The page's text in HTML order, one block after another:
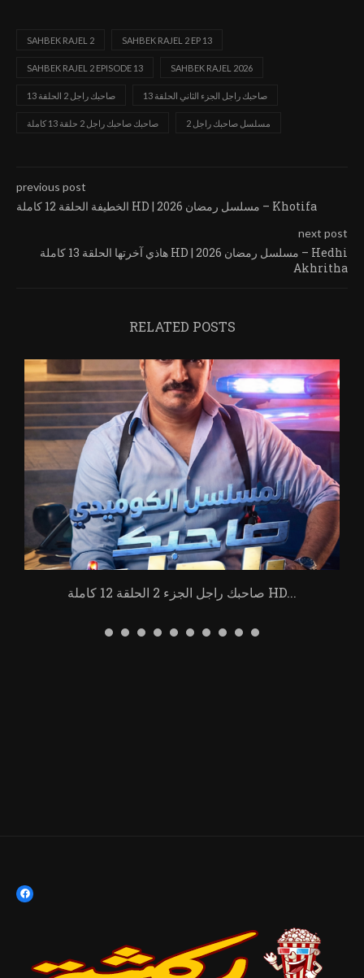
SAHBEK RAJEL 2 SAHBEK RAJEL 2 EP 13
SAHBEK RAJEL 2 EPISODE 13 SAHBEK RAJEL 2026
صاحبك راجل 2 الحلقة 13 صاحبك راجل الجزء الثاني الحلقة 13
صاحبك صاحبك راجل 2 حلقة 13 كاملة مسلسل صاحبك راجل 2
previous post
الخطيفة الحلقة 12 كاملة HD | مسلسل رمضان 2026 – Khotifa
next post
هاذي آخرتها الحلقة 13 كاملة HD | مسلسل رمضان 2026 – Hedhi
Akhritha
RELATED POSTS
صاحبك راجل الجزء 2 الحلقة 12 كاملة HD...